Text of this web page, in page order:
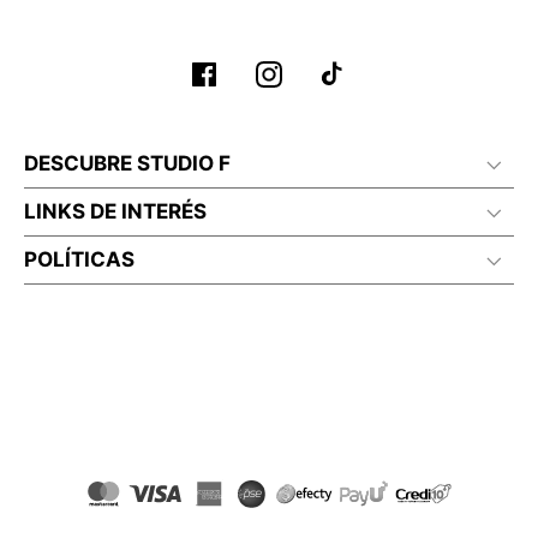
DESCUBRE STUDIO F
LINKS DE INTERÉS
POLÍTICAS